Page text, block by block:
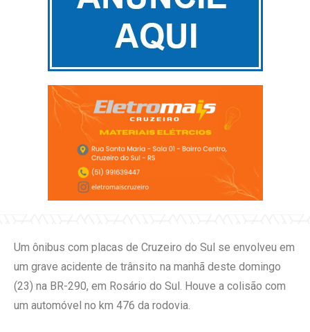
Um ônibus com placas de Cruzeiro do Sul se envolveu em
um grave acidente de trânsito na manhã deste domingo
(23) na BR-290, em Rosário do Sul. Houve a colisão com
um automóvel no km 476 da rodovia.